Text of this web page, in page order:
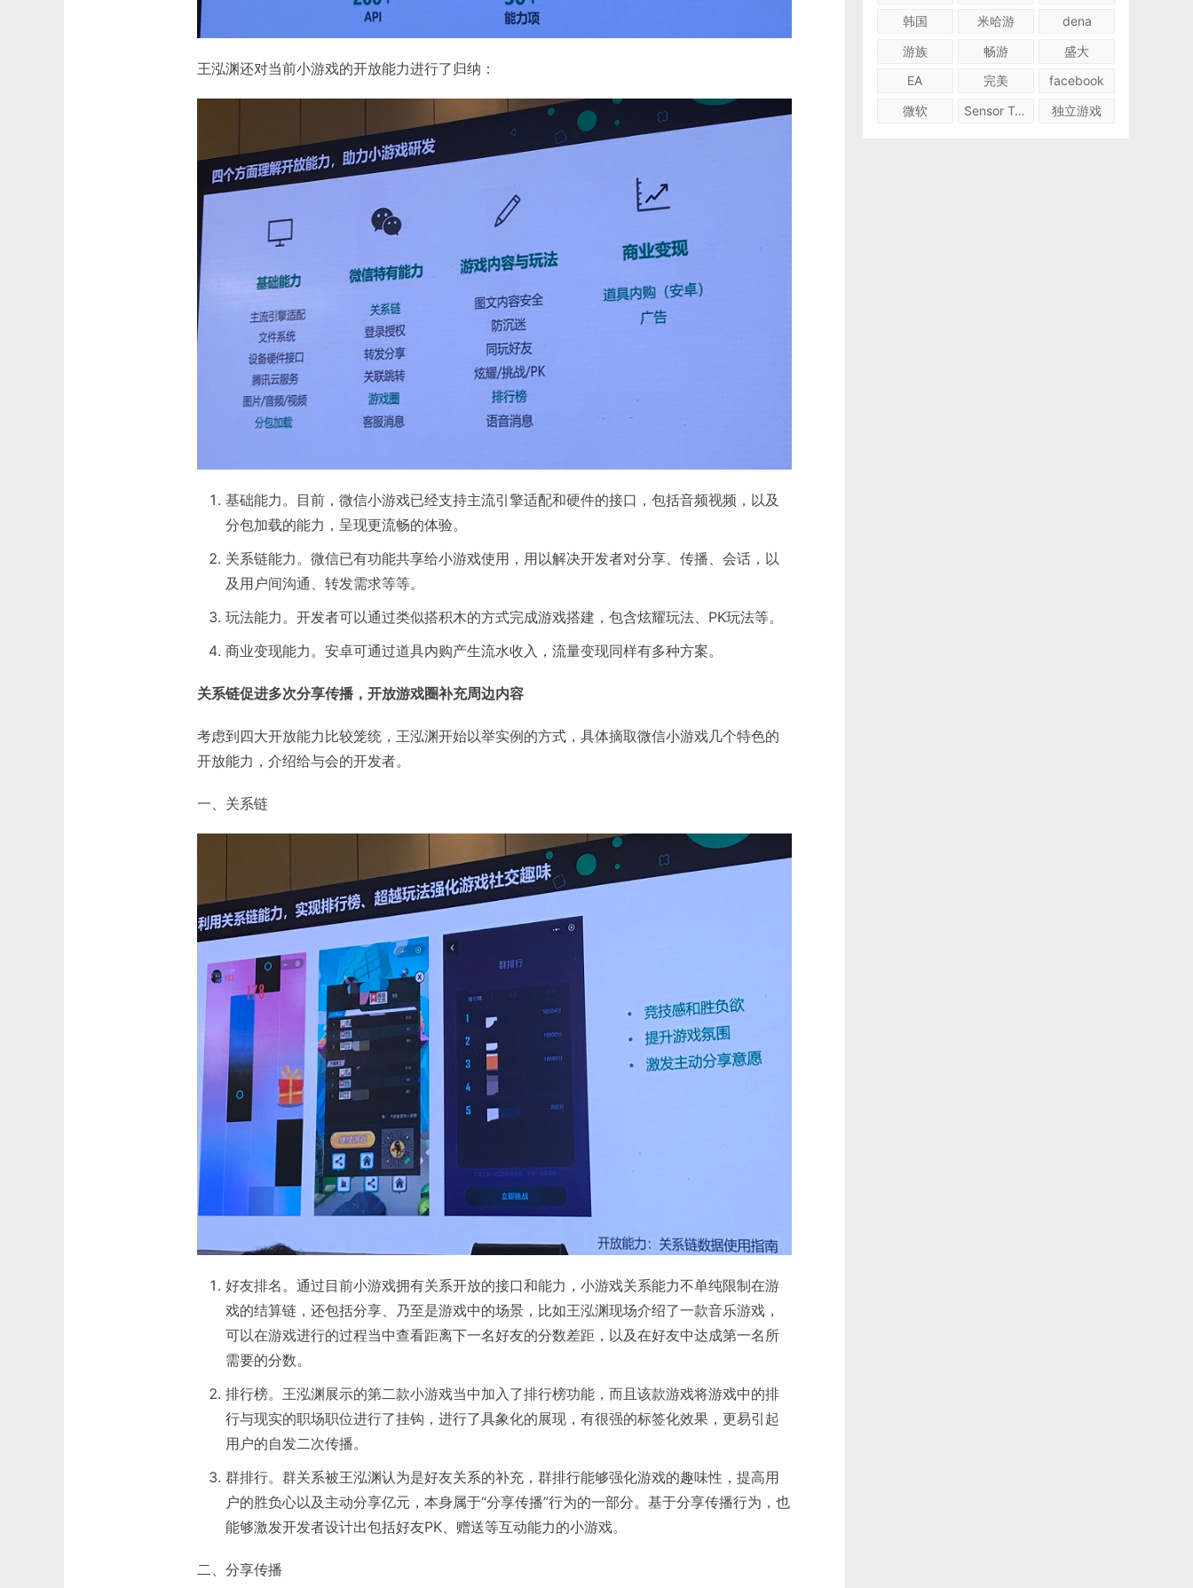
王泓渊还对当前小游戏的开放能力进行了归纳：
基础能力。目前，微信小游戏已经支持主流引擎适配和硬件的接口，包括音频视频，以及
分包加载的能力，呈现更流畅的体验。
关系链能力。微信已有功能共享给小游戏使用，用以解决开发者对分享、传播、会话，以
及用户间沟通、转发需求等等。
玩法能力。开发者可以通过类似搭积木的方式完成游戏搭建，包含炫耀玩法、PK玩法等。
商业变现能力。安卓可通过道具内购产生流水收入，流量变现同样有多种方案。
关系链促进多次分享传播，开放游戏圈补充周边内容
考虑到四大开放能力比较笼统，王泓渊开始以举实例的方式，具体摘取微信小游戏几个特色的
开放能力，介绍给与会的开发者。
一、关系链
好友排名。通过目前小游戏拥有关系开放的接口和能力，小游戏关系能力不单纯限制在游
戏的结算链，还包括分享、乃至是游戏中的场景，比如王泓渊现场介绍了一款音乐游戏，
可以在游戏进行的过程当中查看距离下一名好友的分数差距，以及在好友中达成第一名所
需要的分数。
排行榜。王泓渊展示的第二款小游戏当中加入了排行榜功能，而且该款游戏将游戏中的排
行与现实的职场职位进行了挂钩，进行了具象化的展现，有很强的标签化效果，更易引起
用户的自发二次传播。
群排行。群关系被王泓渊认为是好友关系的补充，群排行能够强化游戏的趣味性，提高用
户的胜负心以及主动分享亿元，本身属于“分享传播”行为的一部分。基于分享传播行为，也
能够激发开发者设计出包括好友PK、赠送等互动能力的小游戏。
二、分享传播
韩国
米哈游
dena
游族
畅游
盛大
EA
完美
facebook
微软
Sensor Tower 独立游戏